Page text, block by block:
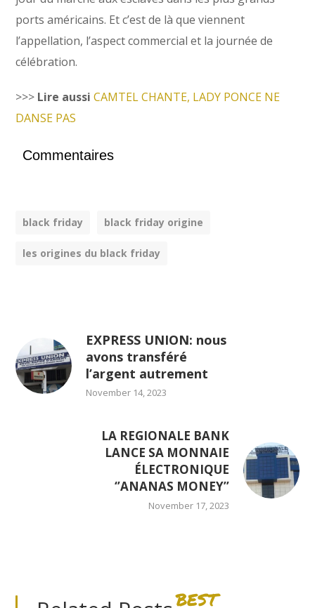
ports américains. Et c’est de là que viennent
l’appellation, l’aspect commercial et la journée de
célébration.
>>> Lire aussi CAMTEL CHANTE, LADY PONCE NE
DANSE PAS
Commentaires
black friday black friday origine
les origines du black friday
EXPRESS UNION: nous
avons transféré
l’argent autrement
November 14, 2023
LA REGIONALE BANK
LANCE SA MONNAIE
ÉLECTRONIQUE
‘’ANANAS MONEY’’
November 17, 2023
BEST